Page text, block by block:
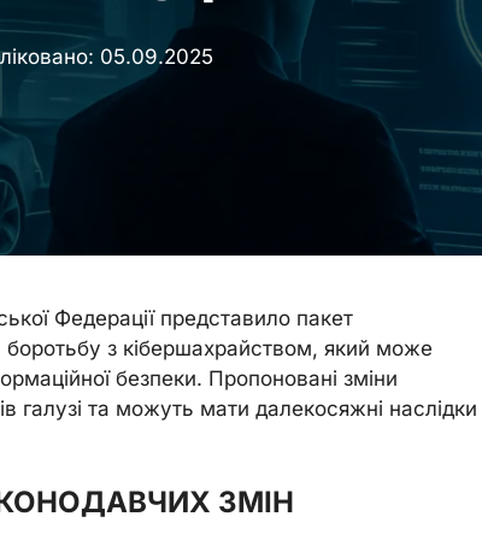
05.09.2025
Федерації представило пакет
боротьбу з кібершахрайством, який може
безпеки. Пропоновані зміни
галузі та можуть мати далекосяжні наслідки
ЗМІН